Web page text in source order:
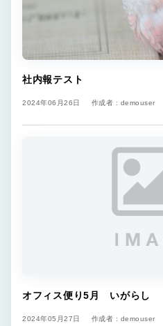
社内報テスト
2024年06月26日 作成者 : demouser
オフィス便り5月 いがらし
2024年05月27日 作成者 : demouser